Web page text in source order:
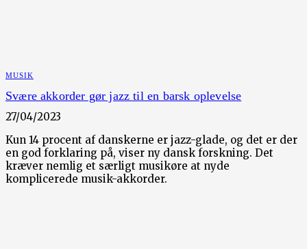
MUSIK
Svære akkorder gør jazz til en barsk oplevelse
27/04/2023
Kun 14 procent af danskerne er jazz-glade, og det er der
en god forklaring på, viser ny dansk forskning. Det
kræver nemlig et særligt musikøre at nyde
komplicerede musik-akkorder.